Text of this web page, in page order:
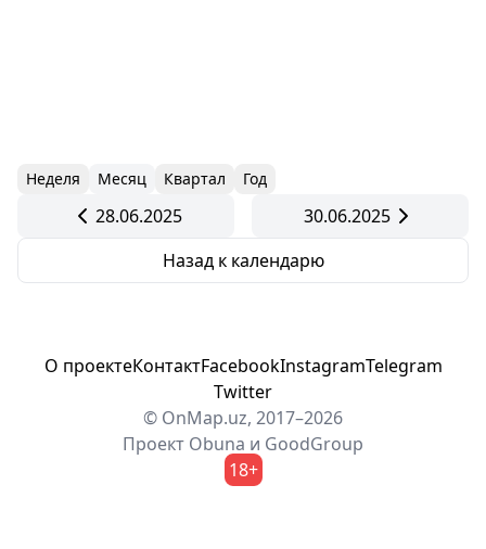
Неделя Месяц Квартал Год
28.06.2025
30.06.2025
Назад к календарю
О проектеКонтактFacebookInstagramTelegram
Twitter
© OnMap.uz, 2017–2026
Проект Obuna и GoodGroup
18+